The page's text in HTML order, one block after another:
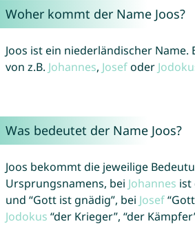
Woher kommt der Name Joos?
Joos ist ein niederländischer Name.
von z.B. Johannes, Josefoder
Was bedeutet der Name Joos?
Joos bekommt die jeweilige
Ursprungsnamens, bei Johannes ist
und “Gott ist gnädig”, bei Josef
Jodokus “der Krieger”, “der